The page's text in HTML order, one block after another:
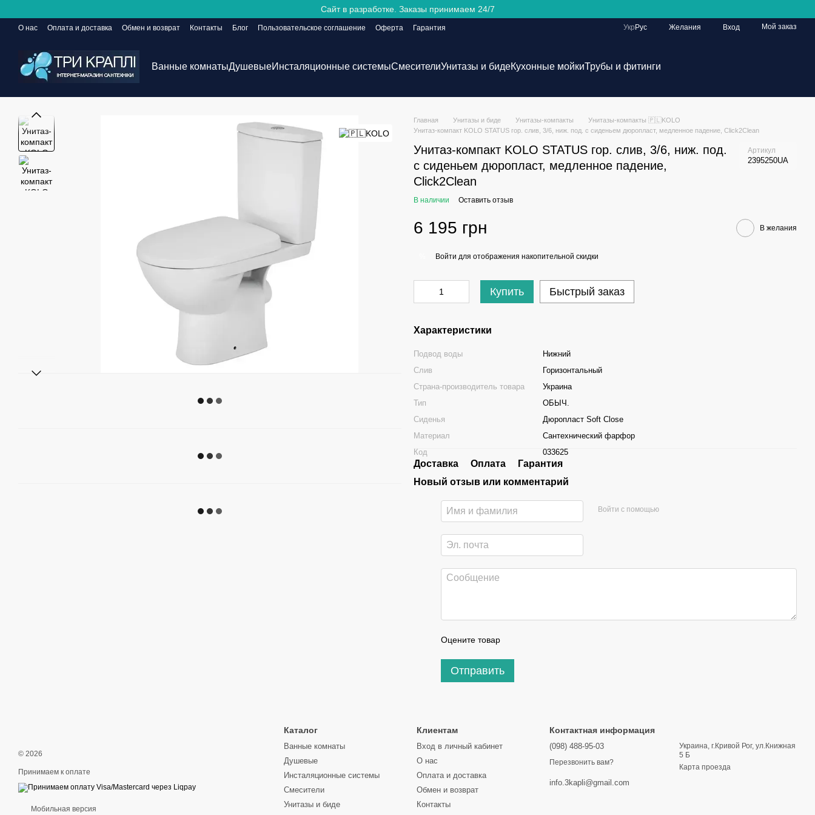
Сайт в разработке. Заказы принимаем 24/7
О нас Оплата и доставка Обмен и возврат Контакты Блог Пользовательское соглашение Оферта
Гарантия
Укр Рус Желания Вход Мой заказ
Ванные комнатыДушевыеИнсталяционные системыСмесителиУнитазы и бидеКухонные мойкиТрубы и фитинги
Главная Унитазы и биде Унитазы-компакты
Унитазы-компакты 🇵🇱KOLO
Унитаз-компакт KOLO STATUS гор. слив, 3/6, ниж. под. с сиденьем дюропласт, медленное падение, Click2Clean
Унитаз-компакт KOLO STATUS гор. слив, 3/6, ниж. под.
с сиденьем дюропласт, медленное падение,
Click2Clean
Артикул
2395250UA
В наличии Оставить отзыв
6 195 грн В желания
Войти для отображения накопительной скидки
Купить Быстрый заказ
Характеристики
Подвод воды
Нижний
Слив
Горизонтальный
Страна-производитель товара
Украина
Тип
ОБЫЧ.
Сиденья
Дюропласт Soft Close
Материал
Сантехнический фарфор
Код
033625
Доставка Оплата
Гарантия
Новый отзыв или комментарий
Войти с помощью
Оцените товар
Отправить
© 2026
Принимаем к оплате
Мобильная версия
Каталог
Ванные комнаты
Душевые
Инсталяционные системы
Смесители
Унитазы и биде
Клиентам
Вход в личный кабинет
О нас
Оплата и доставка
Обмен и возврат
Контакты
Контактная информация
(098) 488-95-03
Перезвонить вам?
info.3kapli@gmail.com
Украина, г.Кривой Рог, ул.Книжная
5 Б
Карта проезда